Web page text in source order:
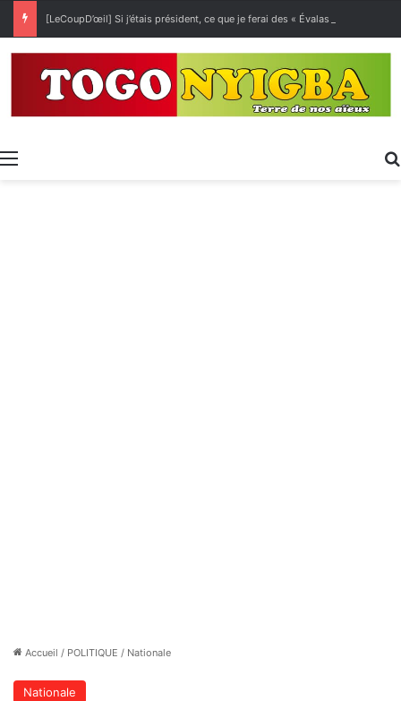
[LeCoupD’œil] Si j’étais président, ce que je ferai des « Évalas »
Menu
Accueil / POLITIQUE / Nationale
Nationale